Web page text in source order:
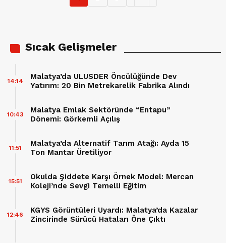
Sıcak Gelişmeler
Malatya’da ULUSDER Öncülüğünde Dev
Yatırım: 20 Bin Metrekarelik Fabrika Alındı
14:14
Malatya Emlak Sektöründe “Entapu”
Dönemi: Görkemli Açılış
10:43
Malatya’da Alternatif Tarım Atağı: Ayda 15
Ton Mantar Üretiliyor
11:51
Okulda Şiddete Karşı Örnek Model: Mercan
Koleji’nde Sevgi Temelli Eğitim
15:51
KGYS Görüntüleri Uyardı: Malatya’da Kazalar
Zincirinde Sürücü Hataları Öne Çıktı
12:46